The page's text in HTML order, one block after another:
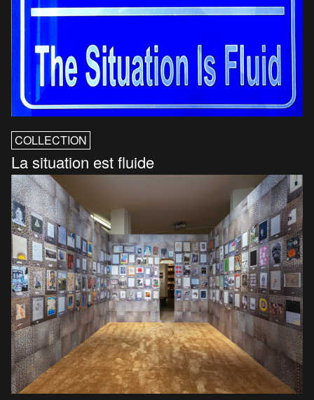
COLLECTION
La situation est fluide